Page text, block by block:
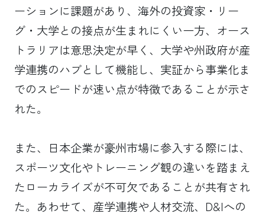
ーションに課題があり、海外の投資家・リー
グ・大学との接点が生まれにくい一方、オース
トラリアは意思決定が早く、大学や州政府が産
学連携のハブとして機能し、実証から事業化ま
でのスピードが速い点が特徴であることが示さ
れた。
また、日本企業が豪州市場に参入する際には、
スポーツ文化やトレーニング観の違いを踏まえ
たローカライズが不可欠であることが共有され
た。あわせて、産学連携や人材交流、D&Iへの